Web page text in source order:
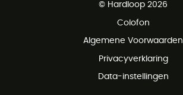
Gratis retourneren binnen 100 dagen
© Hardloop 2026
Colofon
Algemene Voorwaarden
Privacyverklaring
Data-instellingen